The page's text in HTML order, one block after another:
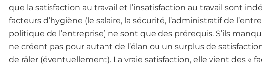
que la satisfaction au travail et l’insatisfaction au travail sont
facteurs d’hygiène (le salaire, la sécurité, l’administratif de
politique de l’entreprise) ne sont que des prérequis. S’ils
ne créent pas pour autant de l’élan ou un surplus de
de râler (éventuellement). La vraie satisfaction, elle vient des «